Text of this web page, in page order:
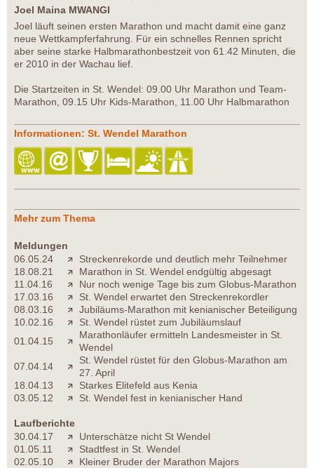
Joel Maina MWANGI
Joel läuft seinen ersten Marathon und macht damit eine ganz
neue Wettkampferfahrung. Für ein schnelles Rennen spricht
aber seine starke Halbmarathonbestzeit von 61.42 Minuten, die
er 2010 in der Wachau lief.
Die Startzeiten in St. Wendel: 09.00 Uhr Marathon und Team-
Marathon, 09.15 Uhr Kids-Marathon, 11.00 Uhr Halbmarathon
Informationen: St. Wendel Marathon
Mehr zum Thema
Meldungen
06.05.24
Streckenrekorde und deutlich mehr Teilnehmer
18.08.21
Marathon in St. Wendel endgültig abgesagt
11.04.16
Nur noch wenige Tage bis zum Globus-Marathon
17.03.16
St. Wendel erwartet den Streckenrekordler
08.03.16
Jubiläums-Marathon mit kenianischer Beteiligung
10.02.16
St. Wendel rüstet zum Jubiläumslauf
01.04.15
Marathonläufer ermitteln Landesmeister in St.
Wendel
07.04.14
St. Wendel rüstet für den Globus-Marathon am
27. April
18.04.13
Starkes Elitefeld aus Kenia
03.05.12
St. Wendel fest in kenianischer Hand
Laufberichte
30.04.17
Unterschätze nicht St Wendel
01.05.11
Stadtfest in St. Wendel
02.05.10
Kleiner Bruder der Marathon Majors